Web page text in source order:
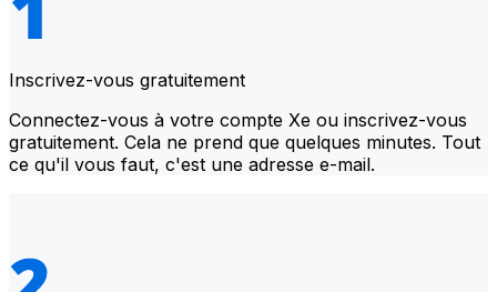
Inscrivez-vous gratuitement
Connectez-vous à votre compte Xe ou inscrivez-vous
gratuitement. Cela ne prend que quelques minutes. Tout
ce qu'il vous faut, c'est une adresse e-mail.